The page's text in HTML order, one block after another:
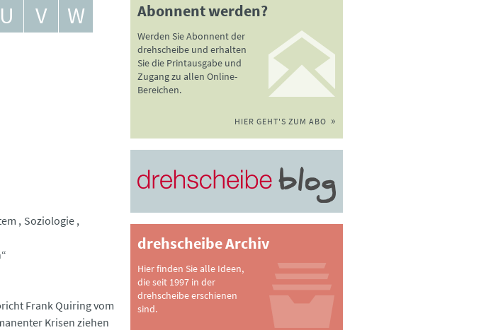
U V
W
Soziologie
Frank Quiring vom
Krisen ziehen
Abonnent werden?
Werden Sie Abonnent der
drehscheibe und erhalten
Sie die Printausgabe und
Zugang zu allen Online-
Bereichen.
HIER GEHT'S ZUM ABO
drehscheibe Archiv
Hier finden Sie alle Ideen,
die seit 1997 in der
drehscheibe erschienen
sind.